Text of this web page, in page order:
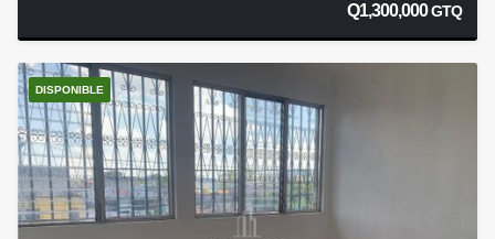
Q1,300,000GTQ
DISPONIBLE